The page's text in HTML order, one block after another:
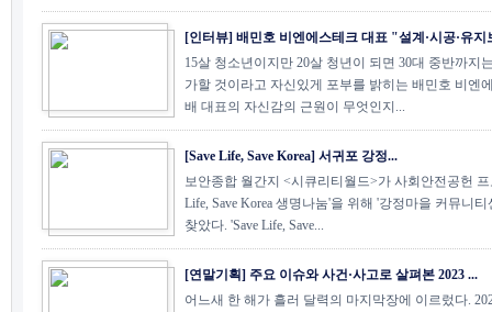
[인터뷰] 배민호 비엔에스테크 대표 "설계·시공·유지
15살 청소년이지만 20살 청년이 되면 30대 중반까지
가할 것이라고 자신있게 포부를 밝히는 배민호 비엔
배 대표의 자신감의 근원이 무엇인지...
[Save Life, Save Korea] 서귀포 강정...
보안종합 월간지 <시큐리티월드>가 사회안전공헌 프
Life, Save Korea 생명나눔'을 위해 '강정마을 커뮤니
찾았다. 'Save Life, Save...
[연말기획] 주요 이슈와 사건·사고로 살펴본 2023 ...
어느새 한 해가 흘러 달력의 마지막장에 이르렀다.